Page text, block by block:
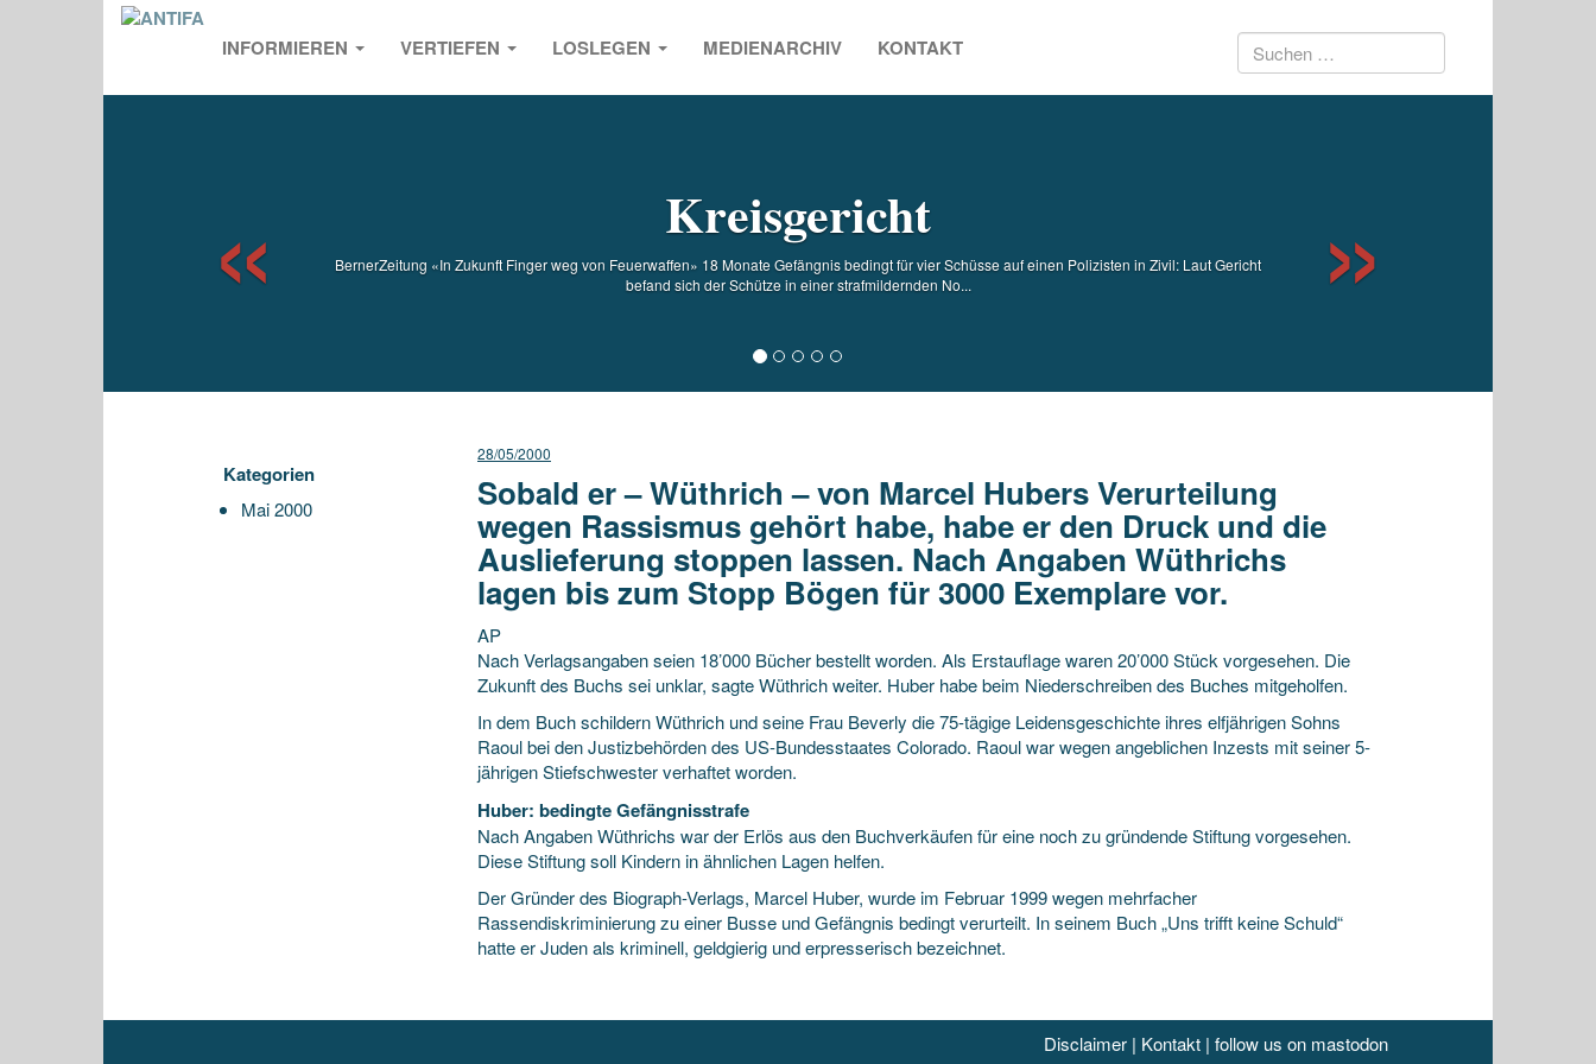
INFORMIEREN VERTIEFEN LOSLEGEN MEDIENARCHIV KONTAKT Suchen
Kreisgericht
BernerZeitung «In Zukunft Finger weg von Feuerwaffen» 18 Monate Gefängnis bedingt für vier Schüsse auf einen Polizisten in Zivil: Laut Gericht
befand sich der Schütze in einer strafmildernden No...
Kategorien
Mai 2000
28/05/2000
Sobald er – Wüthrich – von Marcel Hubers Verurteilung
wegen Rassismus gehört habe, habe er den Druck und die
Auslieferung stoppen lassen. Nach Angaben Wüthrichs
lagen bis zum Stopp Bögen für 3000 Exemplare vor.
AP
Nach Verlagsangaben seien 18’000 Bücher bestellt worden. Als Erstauflage waren 20’000 Stück vorgesehen. Die
Zukunft des Buchs sei unklar, sagte Wüthrich weiter. Huber habe beim Niederschreiben des Buches mitgeholfen.
In dem Buch schildern Wüthrich und seine Frau Beverly die75-tägige Leidensgeschichte ihres elfjährigen Sohns
Raoul bei den Justizbehörden des US-Bundesstaates Colorado. Raoul war wegen angeblichen Inzests mit seiner 5-
jährigen Stiefschwester verhaftet worden.
Huber: bedingte Gefängnisstrafe
Nach Angaben Wüthrichs war der Erlös aus den Buchverkäufen für eine noch zu gründende Stiftung vorgesehen.
Diese Stiftung soll Kindern in ähnlichen Lagen helfen.
Der Gründer des Biograph-Verlags, Marcel Huber, wurde im Februar 1999 wegen mehrfacher
Rassendiskriminierung zu einer Busse und Gefängnis bedingt verurteilt. In seinem Buch „Uns trifft keine Schuld“
hatte er Juden als kriminell, geldgierig und erpresserisch bezeichnet.
Disclaimer| Kontakt| follow us on mastodon